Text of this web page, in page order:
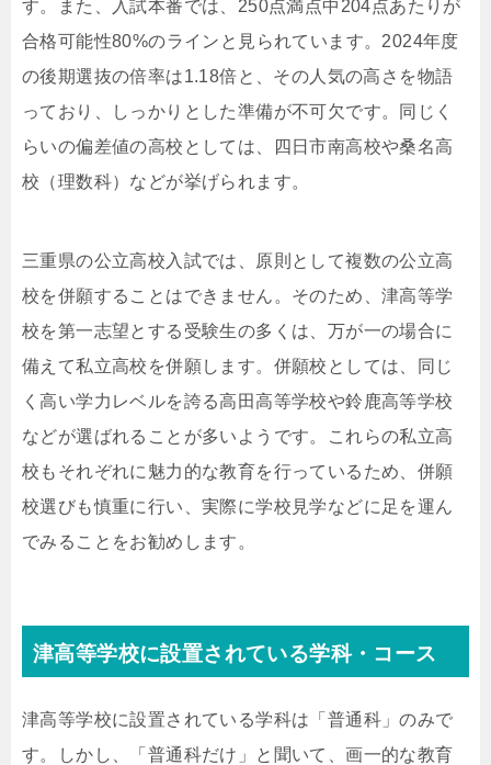
す。また、入試本番では、250点満点中204点あたりが
合格可能性80%のラインと見られています。2024年度
の後期選抜の倍率は1.18倍と、その人気の高さを物語
っており、しっかりとした準備が不可欠です。同じく
らいの偏差値の高校としては、四日市南高校や桑名高
校（理数科）などが挙げられます。
三重県の公立高校入試では、原則として複数の公立高
校を併願することはできません。そのため、津高等学
校を第一志望とする受験生の多くは、万が一の場合に
備えて私立高校を併願します。併願校としては、同じ
く高い学力レベルを誇る高田高等学校や鈴鹿高等学校
などが選ばれることが多いようです。これらの私立高
校もそれぞれに魅力的な教育を行っているため、併願
校選びも慎重に行い、実際に学校見学などに足を運ん
でみることをお勧めします。
津高等学校に設置されている学科・コース
津高等学校に設置されている学科は「普通科」のみで
す。しかし、「普通科だけ」と聞いて、画一的な教育